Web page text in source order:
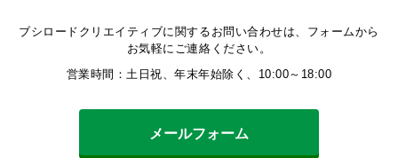
ブシロードクリエイティブに関するお問い合わせは、フォームから
お気軽にご連絡ください。
営業時間：土日祝、年末年始除く、10:00～18:00
メールフォーム